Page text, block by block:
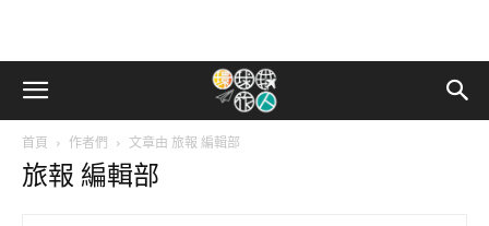
首頁 作者們 文章由 旅報 編輯部
旅報 編輯部